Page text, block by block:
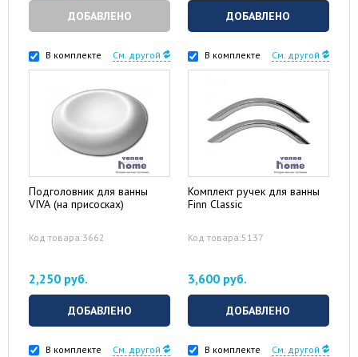
ДОБАВЛЕНО ДОБАВЛЕНО
В комплекте См. другой
Подголовник для ванны
VIVA (на присосках)
Код товара:3662
2,250 руб.
ДОБАВЛЕНО
В комплекте См. другой
Комплект ручек для ванны
Finn Classic
Код товара:5137
3,600 руб.
ДОБАВЛЕНО
В комплекте См. другой В комплекте См. другой